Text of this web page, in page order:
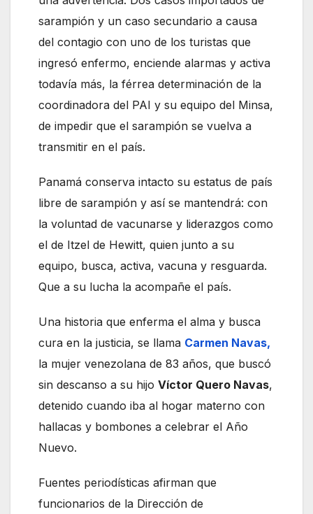
sarampión y un caso secundario a causa
del contagio con uno de los turistas que
ingresó enfermo, enciende alarmas y activa
todavía más, la férrea determinación de la
coordinadora del PAI y su equipo del Minsa,
de impedir que el sarampión se vuelva a
transmitir en el país.
Panamá conserva intacto su estatus de país
libre de sarampión y así se mantendrá: con
la voluntad de vacunarse y liderazgos como
el de Itzel de Hewitt, quien junto a su
equipo, busca, activa, vacuna y resguarda.
Que a su lucha la acompañe el país.
Una historia que enferma el alma y busca
cura en la justicia, se llama Carmen Navas,
la mujer venezolana de 83 años, que buscó
sin descanso a su hijo Víctor Quero Navas,
detenido cuando iba al hogar materno con
hallacas y bombones a celebrar el Año
Nuevo.
Fuentes periodísticas afirman que
funcionarios de la Dirección de